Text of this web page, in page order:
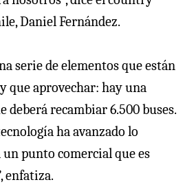
Daniel Fernández.
serie de elementos que están
que aprovechar: hay una
deberá recambiar 6.500 buses.
ha avanzado lo
punto comercial que es
enfatiza.